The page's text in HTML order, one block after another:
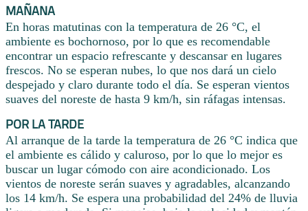
MAÑANA
En horas matutinas con la temperatura de 26 °C, el
ambiente es bochornoso, por lo que es recomendable
encontrar un espacio refrescante y descansar en lugares
frescos. No se esperan nubes, lo que nos dará un cielo
despejado y claro durante todo el día. Se esperan vientos
suaves del noreste de hasta 9 km/h, sin ráfagas intensas.
POR LA TARDE
Al arranque de la tarde la temperatura de 26 °C indica que
el ambiente es cálido y caluroso, por lo que lo mejor es
buscar un lugar cómodo con aire acondicionado. Los
vientos de noreste serán suaves y agradables, alcanzando
los 14 km/h. Se espera una probabilidad del 24% de lluvia